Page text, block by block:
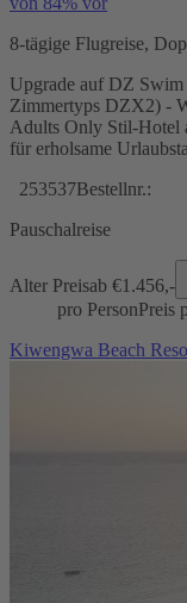
8-tägige Flugreise,
Upgrade auf DZ
Zimmertyps DZX2) -
Adults Only Stil-Hotel
für erholsame
253537Bestellnr.:
Pauschalreise
Alter Preisab €1.456,-
pro PersonPreis
Kiwengwa Beach